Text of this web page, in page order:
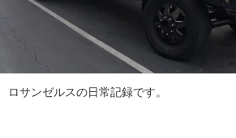
ロサンゼルスの日常記録です。